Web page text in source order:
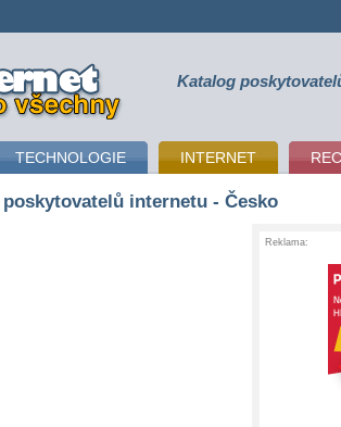
Katalog
TECHNOLOGIE INTERNET
internetu - Česko
Reklama: